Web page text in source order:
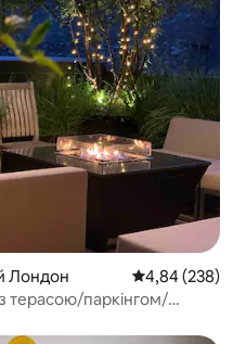
Лондон Середня
4,84 (238)
терасою/паркінгом/